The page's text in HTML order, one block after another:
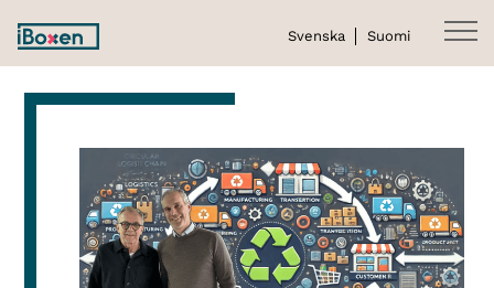
Svenska Suomi